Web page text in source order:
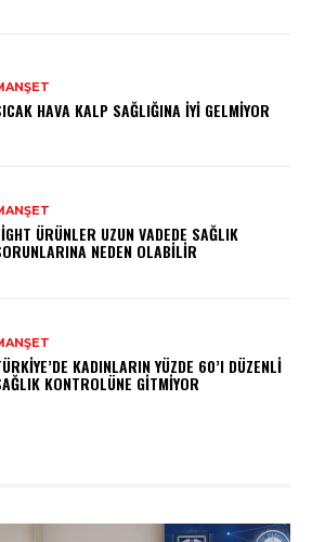
HAVA KALP SAĞLIĞINA İYI GELMIYOR
ÜRÜNLER UZUN VADEDE SAĞLIK
NEDEN OLABILIR
KADINLARIN YÜZDE 60’I DÜZENLI
KONTROLÜNE GITMIYOR